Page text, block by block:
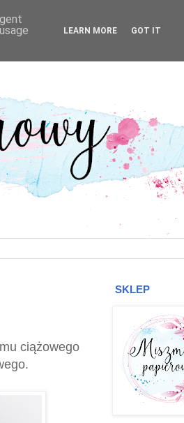
ciążowego
SKLEP
LEARN MORE GOT IT